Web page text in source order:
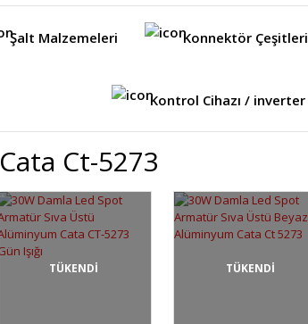
Şalt Malzemeleri Konnektör Çeşitleri
Kontrol Cihazı / inverter
Cata Ct-5273
TÜKENDİ TÜKENDİ